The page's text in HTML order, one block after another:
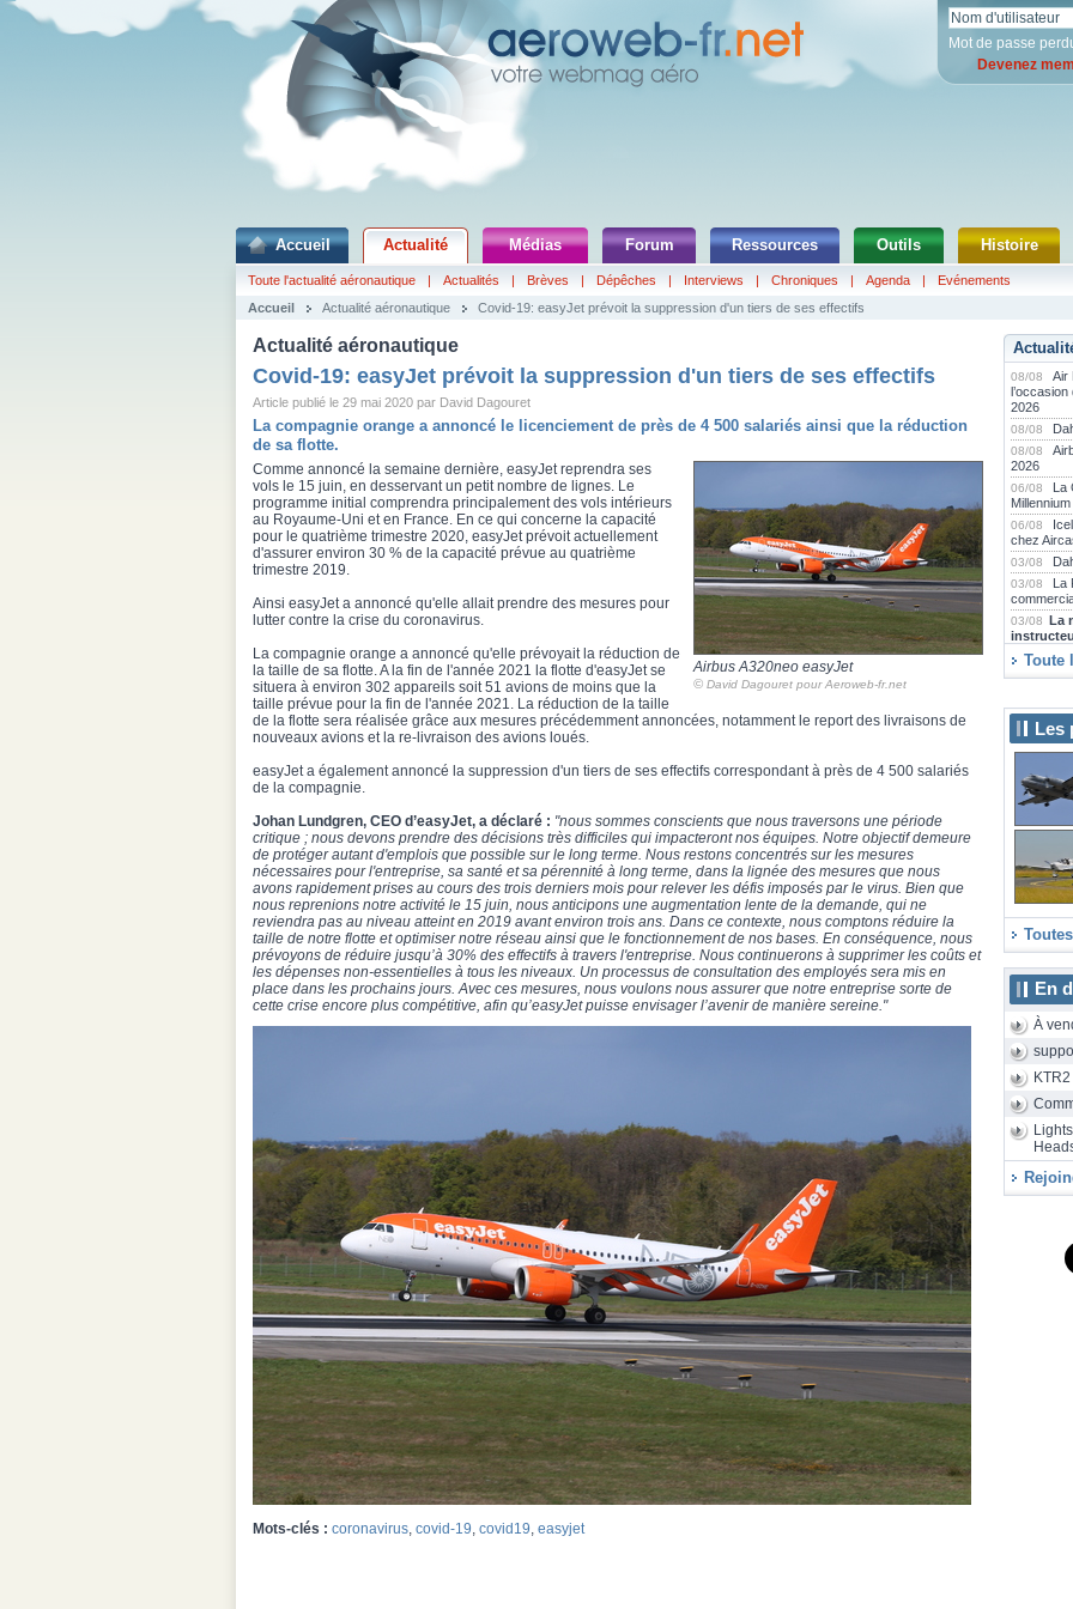
Mot de passe
Devenez
Accueil Actualité Médias Forum Ressources Outils Histoire
Toute l'actualité aéronautique | Actualités | Brèves | Dépêches | Interviews | Chroniques | Agenda |
Evénements
Accueil
Actualité aéronautique Covid-19: easyJet prévoit la suppression d'un tiers de ses effectifs
Actualité aéronautique
Covid-19: easyJet prévoit la suppression d'un tiers de ses effectifs
Article publié le 29 mai 2020 par David Dagouret
La compagnie orange a annoncé le licenciement de près de 4 500 salariés ainsi que la réduction
de sa flotte.
Airbus A320neo easyJet
© David Dagouret pour Aeroweb-fr.net
Comme annoncé la semaine dernière, easyJet reprendra ses
vols le 15 juin, en desservant un petit nombre de lignes. Le
programme initial comprendra principalement des vols intérieurs
au Royaume-Uni et en France. En ce qui concerne la capacité
pour le quatrième trimestre 2020, easyJet prévoit actuellement
d'assurer environ 30 % de la capacité prévue au quatrième
trimestre 2019.
Ainsi easyJet a annoncé qu'elle allait prendre des mesures pour
lutter contre la crise du coronavirus.
La compagnie orange a annoncé qu'elle prévoyait la réduction de
la taille de sa flotte. A la fin de l'année 2021 la flotte d'easyJet se
situera à environ 302 appareils soit 51 avions de moins que la
taille prévue pour la fin de l'année 2021. La réduction de la taille
de la flotte sera réalisée grâce aux mesures précédemment annoncées, notamment le report des livraisons de
nouveaux avions et la re-livraison des avions loués.
easyJet a également annoncé la suppression d'un tiers de ses effectifs correspondant à près de 4 500 salariés
de la compagnie.
Johan Lundgren, CEO d’easyJet, a déclaré : "nous sommes conscients que nous traversons une période
critique ; nous devons prendre des décisions très difficiles qui impacteront nos équipes. Notre objectif demeure
de protéger autant d'emplois que possible sur le long terme. Nous restons concentrés sur les mesures
nécessaires pour l'entreprise, sa santé et sa pérennité à long terme, dans la lignée des mesures que nous
avons rapidement prises au cours des trois derniers mois pour relever les défis imposés par le virus. Bien que
nous reprenions notre activité le 15 juin, nous anticipons une augmentation lente de la demande, qui ne
reviendra pas au niveau atteint en 2019 avant environ trois ans. Dans ce contexte, nous comptons réduire la
taille de notre flotte et optimiser notre réseau ainsi que le fonctionnement de nos bases. En conséquence, nous
prévoyons de réduire jusqu’à 30% des effectifs à travers l'entreprise. Nous continuerons à supprimer les coûts et
les dépenses non-essentielles à tous les niveaux. Un processus de consultation des employés sera mis en
place dans les prochains jours. Avec ces mesures, nous voulons nous assurer que notre entreprise sorte de
cette crise encore plus compétitive, afin qu’easyJet puisse envisager l’avenir de manière sereine."
Mots-clés : coronavirus, covid-19, covid19, easyjet
08/08
Air
2026
08/08
08/08
2026
06/08
La
Millennium
06/08
chez
03/08
03/08
La
03/08 La
30/07
et attend
30/07
Saint-
Airbus
29/07
2000D
29/07
Praetor
29/07
long-
29/07 Air
E175 neuf
29/07 Air
28/07
Le
Aeroscopia
28/07
Sunrise
de 24
Toute
Les
En
À
KTR2